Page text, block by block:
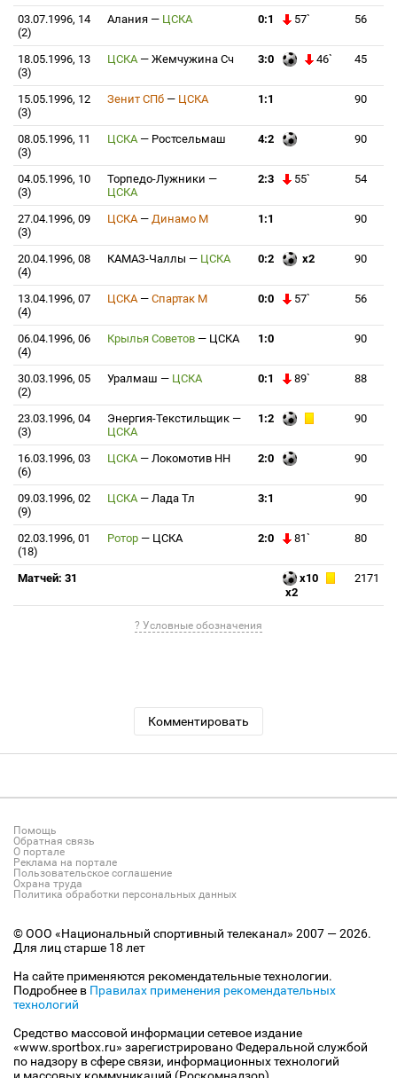
03.07.1996, 14
(2)
Алания — ЦСКА 0:1 57` 56
18.05.1996, 13
(3)
ЦСКА — Жемчужина Сч 3:0 46` 45
15.05.1996, 12
(3)
Зенит СПб — ЦСКА 1:1 90
08.05.1996, 11
(3)
ЦСКА — Ростсельмаш 4:2 90
04.05.1996, 10
(3)
Торпедо-Лужники —
ЦСКА
2:3 55` 54
27.04.1996, 09
(3)
ЦСКА — Динамо М 1:1 90
20.04.1996, 08
(4)
КАМАЗ-Чаллы — ЦСКА 0:2 x2 90
13.04.1996, 07
(4)
ЦСКА — Спартак М 0:0 57` 56
06.04.1996, 06
(4)
Крылья Советов — ЦСКА 1:0 90
30.03.1996, 05
(2)
Уралмаш — ЦСКА 0:1 89` 88
23.03.1996, 04
(3)
Энергия-Текстильщик —
ЦСКА
1:2 90
16.03.1996, 03
(6)
ЦСКА — Локомотив НН 2:0 90
09.03.1996, 02
(9)
ЦСКА — Лада Тл 3:1 90
02.03.1996, 01
(18)
Ротор — ЦСКА 2:0 81` 80
Матчей: 31
x10
x2
2171
? Условные обозначения
Комментировать
Помощь
Обратная связь
О портале
Реклама на портале
Пользовательское соглашение
Охрана труда
Политика обработки персональных данных
© ООО «Национальный спортивный телеканал» 2007 — 2026.
Для лиц старше 18 лет
На сайте применяются рекомендательные технологии.
Подробнее в Правилах применения рекомендательных
технологий
Средство массовой информации сетевое издание
«www.sportbox.ru» зарегистрировано Федеральной службой
по надзору в сфере связи, информационных технологий